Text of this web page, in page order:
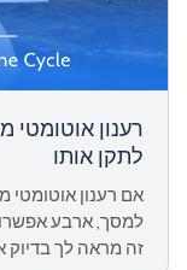
רענון
לתקן אותו
אם רענון
למסך, ארבע
זה מראה לך בדיוק